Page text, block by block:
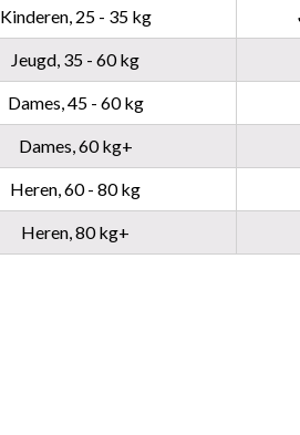
Kinderen, 25 - 35 kg
Jeugd, 35 - 60 kg
Dames, 45 - 60 kg
Dames, 60 kg+
Heren, 60 - 80 kg
Heren, 80 kg+